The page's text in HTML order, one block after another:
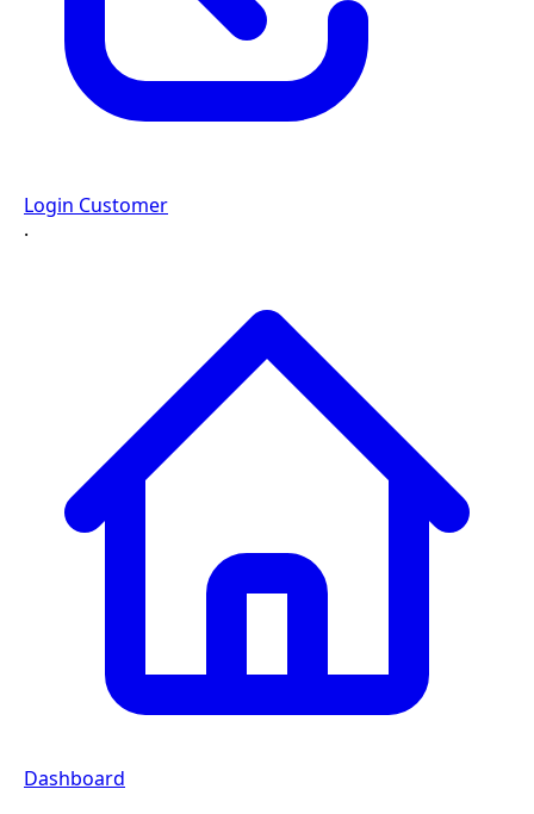
Login Customer
·
Dashboard